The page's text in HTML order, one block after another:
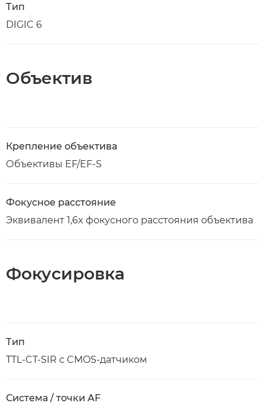
Тип
DIGIC 6
Объектив
Крепление объектива
Объективы EF/EF-S
Фокусное расстояние
Эквивалент 1,6x фокусного расстояния объектива
Фокусировка
Тип
TTL-CT-SIR с CMOS-датчиком
Система / точки AF